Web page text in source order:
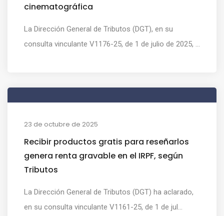
cinematográfica
La Dirección General de Tributos (DGT), en su
consulta vinculante V1176-25, de 1 de julio de 2025, ...
23 de octubre de 2025
Recibir productos gratis para reseñarlos
genera renta gravable en el IRPF, según
Tributos
La Dirección General de Tributos (DGT) ha aclarado,
en su consulta vinculante V1161-25, de 1 de jul...